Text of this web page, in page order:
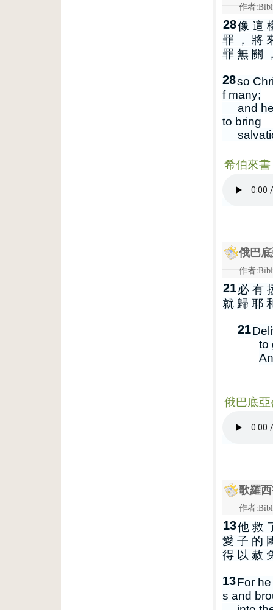
作者
28像 這
罪 ， 將
罪 無 關
28so
f many;
and he
to bring
希伯來
俄巴
作者
21必 有
就 歸 耶
21
to
俄巴底
歌羅
作者
13他 救
愛 子 的
得 以 赦
13For
s and